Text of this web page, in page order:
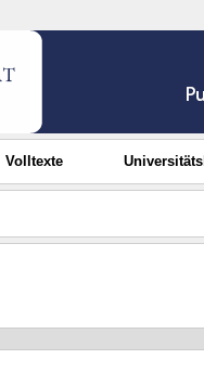
Volltexte